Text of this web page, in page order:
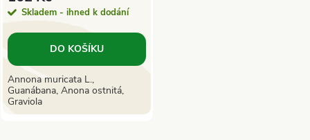
Skladem - ihned k dodání
DO KOŠÍKU
Annona muricata L.,
Guanábana, Anona ostnitá,
Graviola